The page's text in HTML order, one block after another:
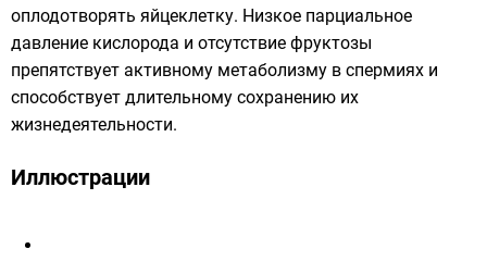
оплодотворять яйцеклетку. Низкое парциальное
давление кислорода и отсутствие фруктозы
препятствует активному метаболизму в спермиях и
способствует длительному сохранению их
жизнедеятельности.
Иллюстрации